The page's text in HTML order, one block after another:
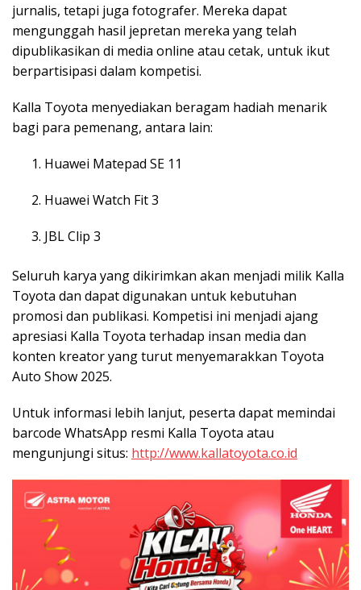
jurnalis, tetapi juga fotografer. Mereka dapat
mengunggah hasil jepretan mereka yang telah
dipublikasikan di media online atau cetak, untuk ikut
berpartisipasi dalam kompetisi.
Kalla Toyota menyediakan beragam hadiah menarik
bagi para pemenang, antara lain:
Huawei Matepad SE 11
Huawei Watch Fit 3
JBL Clip 3
Seluruh karya yang dikirimkan akan menjadi milik Kalla
Toyota dan dapat digunakan untuk kebutuhan
promosi dan publikasi. Kompetisi ini menjadi ajang
apresiasi Kalla Toyota terhadap insan media dan
konten kreator yang turut menyemarakkan Toyota
Auto Show 2025.
Untuk informasi lebih lanjut, peserta dapat memindai
barcode WhatsApp resmi Kalla Toyota atau
mengunjungi situs: http://www.kallatoyota.co.id